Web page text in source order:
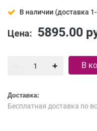
В наличии (доставка
Цена: 5895.00
В
Доставка:
Бесплатная доставка по